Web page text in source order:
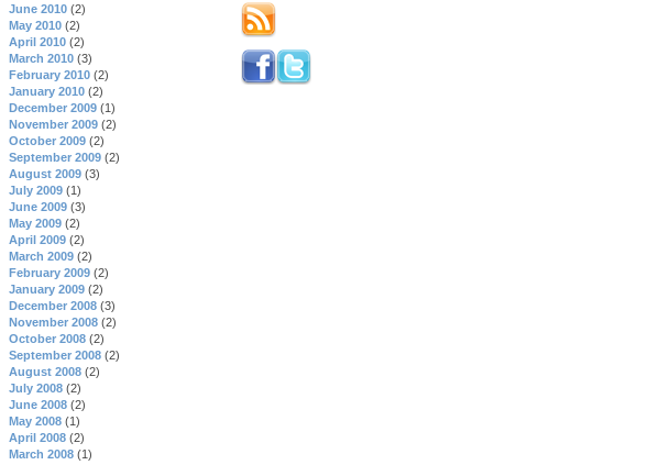
June 2010 (2)
May 2010 (2)
April 2010 (2)
March 2010 (3)
February 2010 (2)
January 2010 (2)
December 2009 (1)
November 2009 (2)
October 2009 (2)
September 2009 (2)
August 2009 (3)
July 2009 (1)
June 2009 (3)
May 2009 (2)
April 2009 (2)
March 2009 (2)
February 2009 (2)
January 2009 (2)
December 2008 (3)
November 2008 (2)
October 2008 (2)
September 2008 (2)
August 2008 (2)
July 2008 (2)
June 2008 (2)
May 2008 (1)
April 2008 (2)
March 2008 (1)